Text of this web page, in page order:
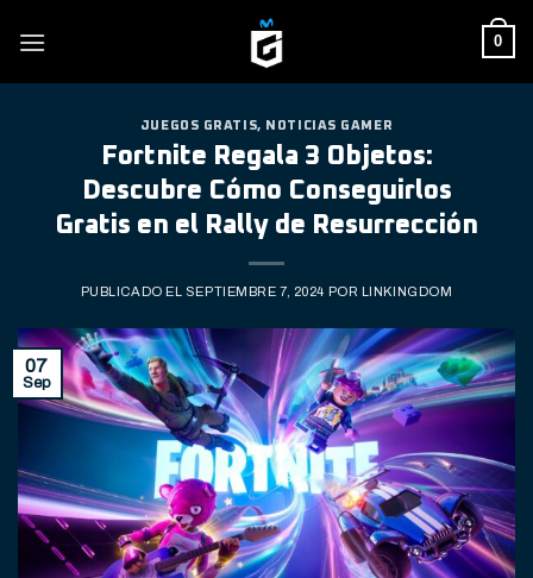
0
JUEGOS GRATIS, NOTICIAS GAMER
Fortnite Regala 3 Objetos:
Descubre Cómo Conseguirlos
Gratis en el Rally de Resurrección
PUBLICADO EL SEPTIEMBRE 7, 2024 POR LINKINGDOM
07
Sep